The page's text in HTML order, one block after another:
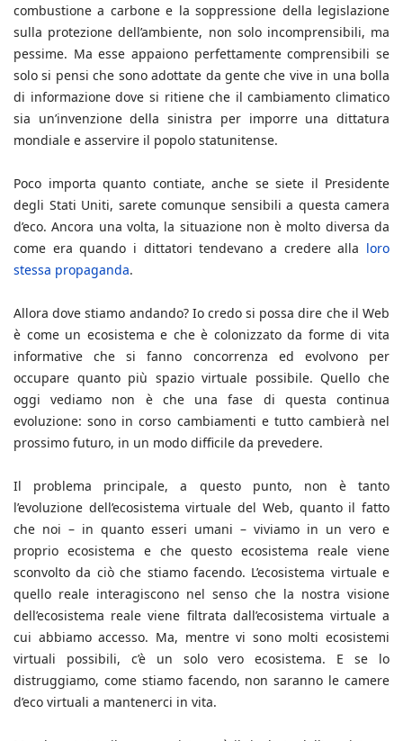
combustione a carbone e la soppressione della legislazione
sulla protezione dell’ambiente, non solo incomprensibili, ma
pessime. Ma esse appaiono perfettamente comprensibili se
solo si pensi che sono adottate da gente che vive in una bolla
di informazione dove si ritiene che il cambiamento climatico
sia un’invenzione della sinistra per imporre una dittatura
mondiale e asservire il popolo statunitense.
Poco importa quanto contiate, anche se siete il Presidente
degli Stati Uniti, sarete comunque sensibili a questa camera
d’eco. Ancora una volta, la situazione non è molto diversa da
come era quando i dittatori tendevano a credere alla loro
stessa propaganda.
Allora dove stiamo andando? Io credo si possa dire che il Web
è come un ecosistema e che è colonizzato da forme di vita
informative che si fanno concorrenza ed evolvono per
occupare quanto più spazio virtuale possibile. Quello che
oggi vediamo non è che una fase di questa continua
evoluzione: sono in corso cambiamenti e tutto cambierà nel
prossimo futuro, in un modo difficile da prevedere.
Il problema principale, a questo punto, non è tanto
l’evoluzione dell’ecosistema virtuale del Web, quanto il fatto
che noi – in quanto esseri umani – viviamo in un vero e
proprio ecosistema e che questo ecosistema reale viene
sconvolto da ciò che stiamo facendo. L’ecosistema virtuale e
quello reale interagiscono nel senso che la nostra visione
dell’ecosistema reale viene filtrata dall’ecosistema virtuale a
cui abbiamo accesso. Ma, mentre vi sono molti ecosistemi
virtuali possibili, c’è un solo vero ecosistema. E se lo
distruggiamo, come stiamo facendo, non saranno le camere
d’eco virtuali a mantenerci in vita.